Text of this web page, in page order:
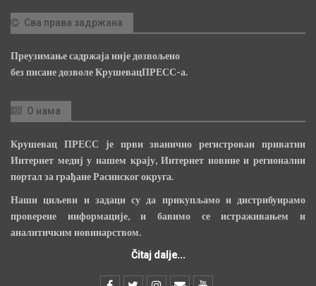
Сва права задржана
Преузимање садржаја није дозвољено
без писане дозволе КрушевацПРЕСС-а.
О нама
Крушевац ПРЕСС је први званично регистрован приватни
Интернет медиј у нашем крају, Интернет новине и регионални
портал за грађане Расинског округа.
Наши циљеви и задаци су да прикупљамо и дистрибуирамо
проверене информације, и бавимо се истраживањем и
аналитичким новинарством.
Čitaj dalje...